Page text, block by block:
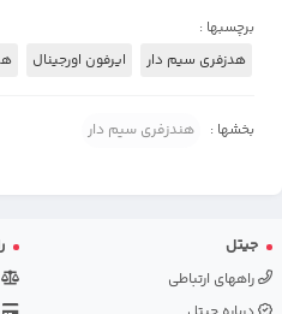
برچسبها :
هدزفری سیم دار
ایرفون اورجینال
بخشها : هندزفری سیم دار
جیتل
راههای ارتباطی